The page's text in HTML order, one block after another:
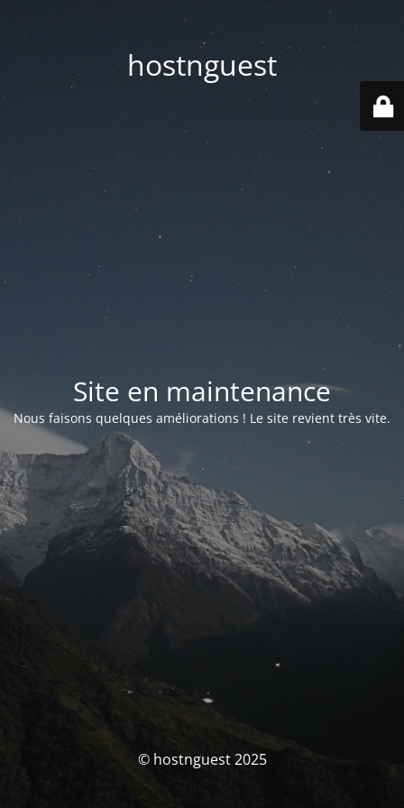
hostnguest
Site en maintenance
Nous faisons quelques améliorations ! Le site revient très vite.
© hostnguest 2025